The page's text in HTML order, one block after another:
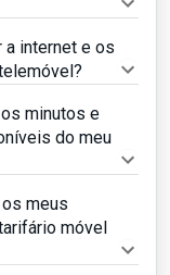
a internet e os
minutos e
do meu
meus
móvel